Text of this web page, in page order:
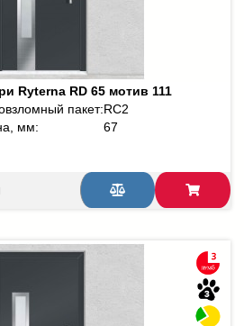
Ryterna RD 65 мотив 111
пакет:RC2
мм:
67